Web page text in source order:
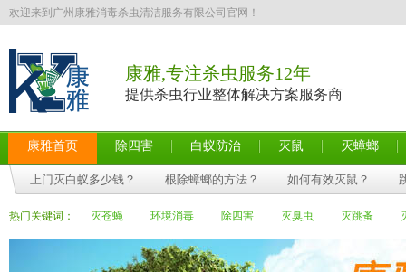
欢迎来到广州康雅消毒杀虫清洁服务有限公司官网！
康雅,专注杀虫服务12年
提供杀虫行业整体解决方案服务商
康雅首页 除四害 白蚁防治 灭鼠 灭蟑螂
上门灭白蚁多少钱？ 根除蟑螂的方法？ 如何有效灭鼠？
热门关键词： 灭苍蝇 环境消毒 除四害 灭臭虫 灭跳蚤